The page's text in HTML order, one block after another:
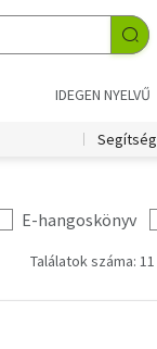
IDEGEN NYELVŰ
Segítség
E-hangoskönyv
Találatok száma: 11